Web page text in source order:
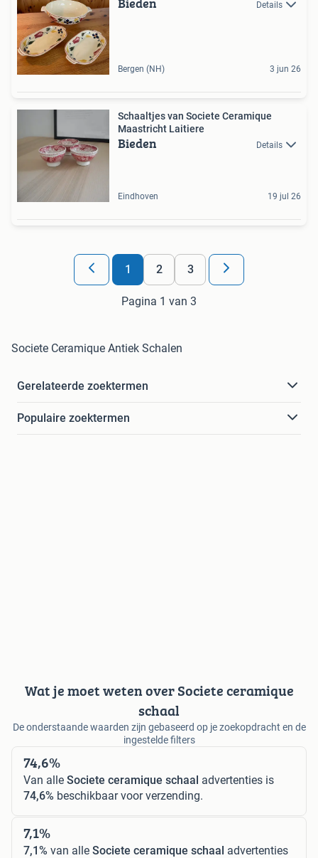
Details
Bergen (NH) 3 jun 26
Schaaltjes van Societe Ceramique
Maastricht Laitiere
Bieden Details
Eindhoven 19 jul 26
1 2 3
Pagina 1 van 3
Societe Ceramique Antiek Schalen
Gerelateerde zoektermen
Populaire zoektermen
Wat je moet weten over Societe ceramique
schaal
De onderstaande waarden zijn gebaseerd op je zoekopdracht en de
ingestelde filters
74,6%
Van alle Societe ceramique schaal advertenties is
74,6% beschikbaar voor verzending.
7,1%
7,1% van alle Societe ceramique schaal advertenties